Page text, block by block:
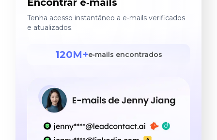
Encontrar e‑mails
Tenha acesso instantâneo a e‑mails verificados
e atualizados.
120M+e‑mails encontrados